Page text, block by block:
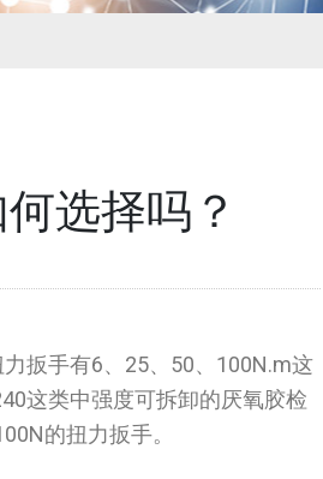
选择吗？
扳手有6、25、50、100N.m这
这类中强度可拆卸的厌氧胶检
的扭力扳手。